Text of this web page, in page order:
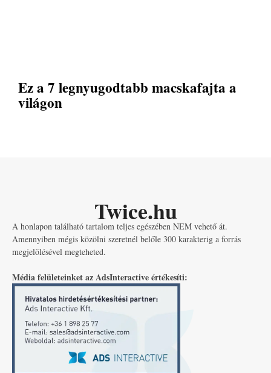
Ez a 7 legnyugodtabb macskafajta a
világon
Twice.hu
A honlapon található tartalom teljes egészében NEM vehető át.
Amennyiben mégis közölni szeretnél belőle 300 karakterig a forrás
megjelölésével megteheted.
Média felületeinket az AdsInteractive értékesíti: